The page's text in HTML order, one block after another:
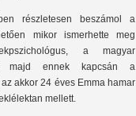
részletesen beszámol a
mikor ismerhette meg
a magyar
majd ennek kapcsán a
akkor 24 éves Emma hamar
mellett.